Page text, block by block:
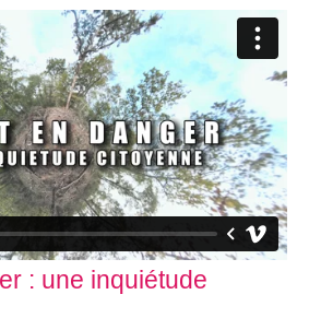
: une inquiétude